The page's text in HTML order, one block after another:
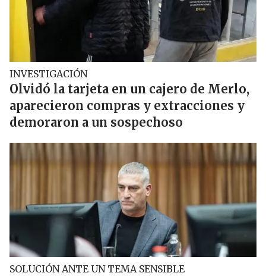
INVESTIGACIÓN
Olvidó la tarjeta en un cajero de Merlo,
aparecieron compras y extracciones y
demoraron a un sospechoso
SOLUCIÓN ANTE UN TEMA SENSIBLE